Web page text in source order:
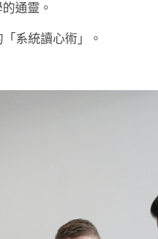
通靈。
系統讀心術」。